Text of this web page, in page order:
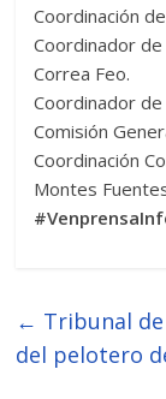
Coordinación
Coordinador
Correa Feo.
Coordinador de
Comisión
Coordinación
Montes
← Tribunal
del pelotero